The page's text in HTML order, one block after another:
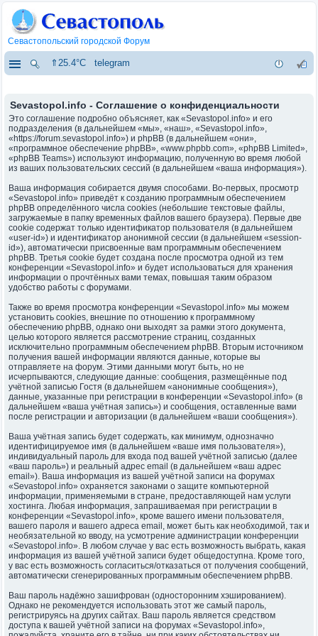
Севастопольский городской Форум
⇑25.4°C telegram
Sevastopol.info - Соглашение о конфиденциальности
Это соглашение подробно объясняет, как «Sevastopol.info» и его
подразделения (в дальнейшем «мы», «наш», «Sevastopol.info»,
«https://forum.sevastopol.info») и phpBB (в дальнейшем «они»,
«программное обеспечение phpBB», «www.phpbb.com», «phpBB Limited»,
«phpBB Teams») используют информацию, полученную во время любой
из ваших пользовательских сессий (в дальнейшем «ваша информация»).
Ваша информация собирается двумя способами. Во-первых, просмотр
«Sevastopol.info» приведёт к созданию программным обеспечением
phpBB определённого числа cookies (небольшие текстовые файлы,
загружаемые в папку временных файлов вашего браузера). Первые две
cookie содержат только идентификатор пользователя (в дальнейшем
«user-id») и идентификатор анонимной сессии (в дальнейшем «session-
id»), автоматически присвоенные вам программным обеспечением
phpBB. Третья cookie будет создана после просмотра одной из тем
конференции «Sevastopol.info» и будет использоваться для хранения
информации о прочтённых вами темах, повышая таким образом
удобство работы с форумами.
Также во время просмотра конференции «Sevastopol.info» мы можем
установить cookies, внешние по отношению к программному
обеспечению phpBB, однако они выходят за рамки этого документа,
целью которого является рассмотрение страниц, созданных
исключительно программным обеспечением phpBB. Вторым источником
получения вашей информации являются данные, которые вы
отправляете на форум. Этими данными могут быть, но не
исчерпываются, следующие данные: сообщения, размещённые под
учётной записью Гостя (в дальнейшем «анонимные сообщения»),
данные, указанные при регистрации в конференции «Sevastopol.info» (в
дальнейшем «ваша учётная запись») и сообщения, оставленные вами
после регистрации и авторизации (в дальнейшем «ваши сообщения»).
Ваша учётная запись будет содержать, как минимум, однозначно
идентифицируемое имя (в дальнейшем «ваше имя пользователя»),
индивидуальный пароль для входа под вашей учётной записью (далее
«ваш пароль») и реальный адрес email (в дальнейшем «ваш адрес
email»). Ваша информация из вашей учётной записи на форумах
«Sevastopol.info» охраняется законами о защите компьютерной
информации, применяемыми в стране, предоставляющей нам услуги
хостинга. Любая информация, запрашиваемая при регистрации в
конференции «Sevastopol.info», кроме вашего имени пользователя,
вашего пароля и вашего адреса email, может быть как необходимой, так и
необязательной ко вводу, на усмотрение администрации конференции
«Sevastopol.info». В любом случае у вас есть возможность выбрать, какая
информация из вашей учётной записи будет общедоступна. Кроме того,
у вас есть возможность согласиться/отказаться от получения сообщений,
автоматически сгенерированных программным обеспечением phpBB.
Ваш пароль надёжно зашифрован (односторонним хэшированием).
Однако не рекомендуется использовать этот же самый пароль,
регистрируясь на других сайтах. Ваш пароль является средством
доступа к вашей учётной записи на форумах «Sevastopol.info»,